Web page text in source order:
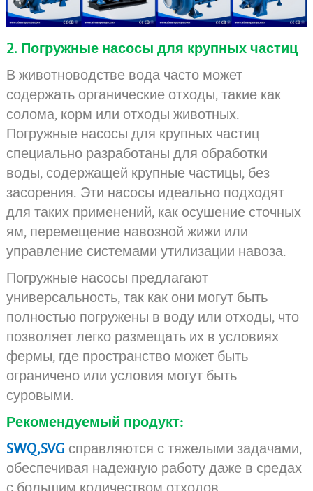
2. Погружные насосы для крупных частиц
В животноводстве вода часто может
содержать органические отходы, такие как
солома, корм или отходы животных.
Погружные насосы для крупных частиц
специально разработаны для обработки
воды, содержащей крупные частицы, без
засорения. Эти насосы идеально подходят
для таких применений, как осушение сточных
ям, перемещение навозной жижи или
управление системами утилизации навоза.
Погружные насосы предлагают
универсальность, так как они могут быть
полностью погружены в воду или отходы, что
позволяет легко размещать их в условиях
фермы, где пространство может быть
ограничено или условия могут быть
суровыми.
Рекомендуемый продукт:
SWQ,SVG справляются с тяжелыми задачами,
обеспечивая надежную работу даже в средах